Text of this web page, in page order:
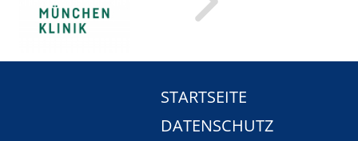
STARTSEITE
DATENSCHUTZ